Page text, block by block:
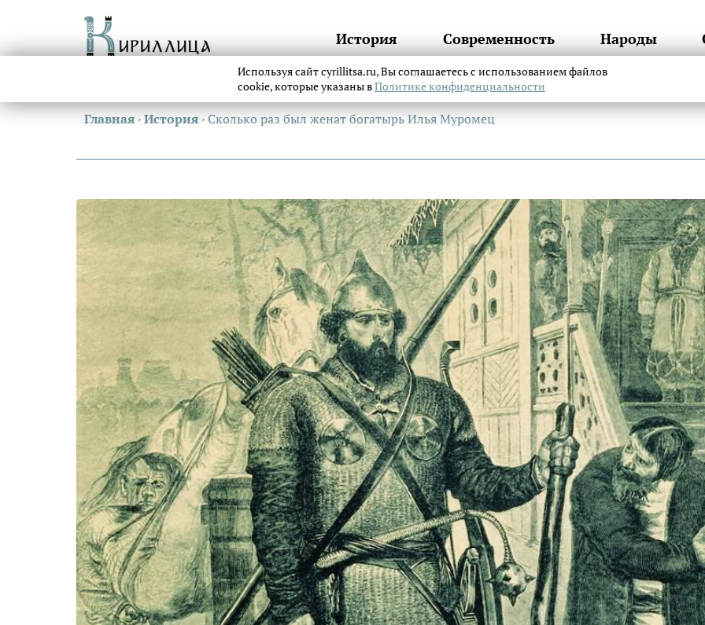
История Современность Народы
Главная ›История ›Сколько раз был женат богатырь Илья Муромец
Используя сайт cyrillitsa.ru, Вы соглашаетесь с использованием файлов
cookie, которые указаны вПолитике конфиденциальности